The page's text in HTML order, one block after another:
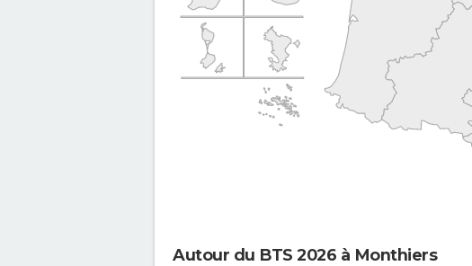
Autour du BTS 2026 à Monthiers